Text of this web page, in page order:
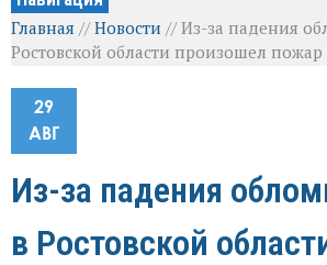
Главная //Новости //Из-за падения
Ростовской области произошел пожар
29
АВГ
Из-за падения
в Ростовской